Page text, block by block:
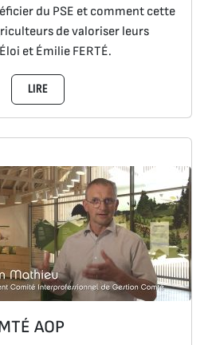
du PSE et comment cette
de valoriser leurs
et Émilie FERTÉ.
LIRE
AOP